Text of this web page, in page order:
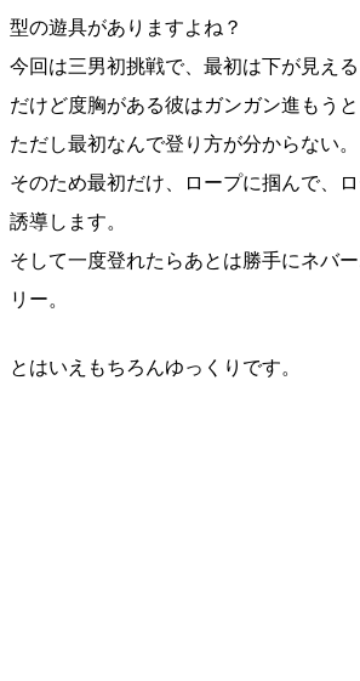
型の遊具がありますよね？
今回は三男初挑戦で、最初は下が見える
だけど度胸がある彼はガンガン進もうと
ただし最初なんで登り方が分からない。
そのため最初だけ、ロープに掴んで、
誘導します。
そして一度登れたらあとは勝手にネバ
リー。
とはいえもちろんゆっくりです。